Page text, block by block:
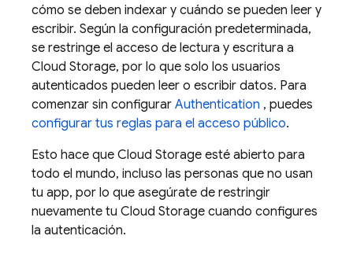
cómo se deben indexar y cuándo se pueden leer y
escribir. Según la configuración predeterminada,
se restringe el acceso de lectura y escritura a
Cloud Storage, por lo que solo los usuarios
autenticados pueden leer o escribir datos. Para
comenzar sin configurar Authentication , puedes
configurar tus reglas para el acceso público.
Esto hace que Cloud Storage esté abierto para
todo el mundo, incluso las personas que no usan
tu app, por lo que asegúrate de restringir
nuevamente tu Cloud Storage cuando configures
la autenticación.